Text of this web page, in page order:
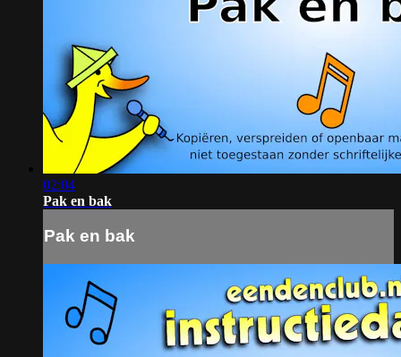
02:04
Pak en bak
Pak en bak